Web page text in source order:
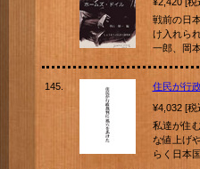
戦前の日
け入れら
一郎、岡
145.
住民が行
¥4,032 [
私達が住
な値上げ
らく日本